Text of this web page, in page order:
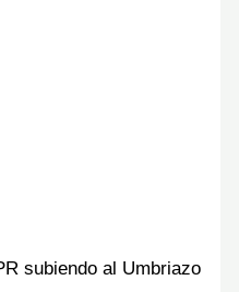
subiendo al Umbriazo